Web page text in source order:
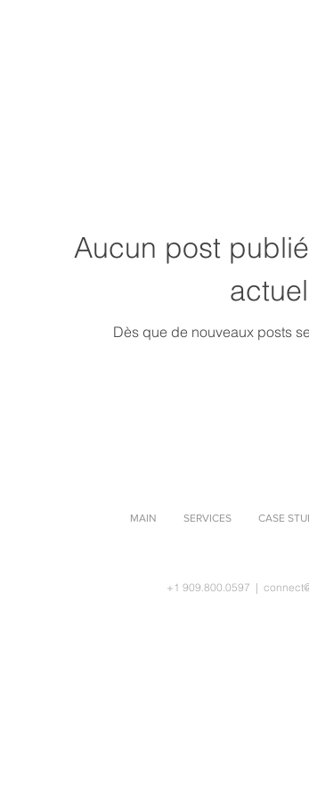
Aucun post
Dès que de nouveaux posts
MAIN SERVICES CASE
+1 909.800.0597 |